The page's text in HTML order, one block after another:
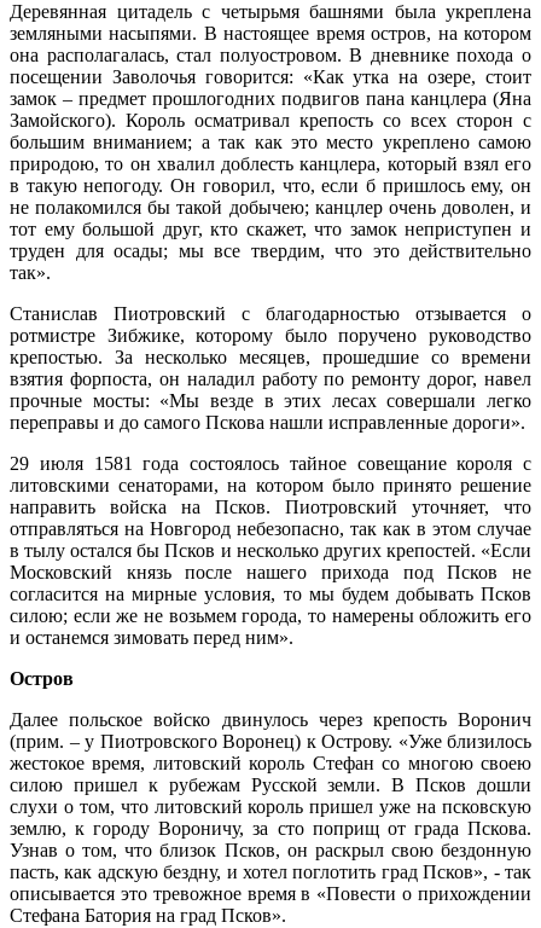
Деревянная цитадель с четырьмя башнями была укреплена
земляными насыпями. В настоящее время остров, на котором
она располагалась, стал полуостровом. В дневнике похода о
посещении Заволочья говорится: «Как утка на озере, стоит
замок – предмет прошлогодних подвигов пана канцлера (Яна
Замойского). Король осматривал крепость со всех сторон с
большим вниманием; а так как это место укреплено самою
природою, то он хвалил доблесть канцлера, который взял его
в такую непогоду. Он говорил, что, если б пришлось ему, он
не полакомился бы такой добычею; канцлер очень доволен, и
тот ему большой друг, кто скажет, что замок неприступен и
труден для осады; мы все твердим, что это действительно
так».
Станислав Пиотровский с благодарностью отзывается о
ротмистре Зибжике, которому было поручено руководство
крепостью. За несколько месяцев, прошедшие со времени
взятия форпоста, он наладил работу по ремонту дорог, навел
прочные мосты: «Мы везде в этих лесах совершали легко
переправы и до самого Пскова нашли исправленные дороги».
29 июля 1581 года состоялось тайное совещание короля с
литовскими сенаторами, на котором было принято решение
направить войска на Псков. Пиотровский уточняет, что
отправляться на Новгород небезопасно, так как в этом случае
в тылу остался бы Псков и несколько других крепостей. «Если
Московский князь после нашего прихода под Псков не
согласится на мирные условия, то мы будем добывать Псков
силою; если же не возьмем города, то намерены обложить его
и останемся зимовать перед ним».
Остров
Далее польское войско двинулось через крепость Воронич
(прим. – у Пиотровского Воронец) к Острову. «Уже близилось
жестокое время, литовский король Стефан со многою своею
силою пришел к рубежам Русской земли. В Псков дошли
слухи о том, что литовский король пришел уже на псковскую
землю, к городу Вороничу, за сто поприщ от града Пскова.
Узнав о том, что близок Псков, он раскрыл свою бездонную
пасть, как адскую бездну, и хотел поглотить град Псков», - так
описывается это тревожное время в «Повести о прихождении
Стефана Батория на град Псков».